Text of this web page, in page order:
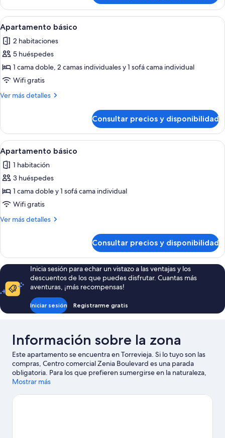
superior
Abrir
todas
las
fotos
de
Apartamento
básico
Una sala de estar moderna con un
17
Apartamento básico
2 habitaciones
5 huéspedes
1 cama doble, 2 camas individuales y 1 sofá cama individual
Wifi gratis
Ver más detalles
Más
básico
Consultar precios y disponibilidad
Abrir
todas
las
fotos
de
Apartamento
básico
Una sala de estar moderna con un
18
Apartamento básico
1 habitación
3 huéspedes
1 cama doble y 1 sofá cama individual
Wifi gratis
Ver más detalles
Más
básico
Consultar precios y disponibilidad
Inicia sesión para echar un vistazo a las ventajas y los
descuentos de los que puedes disfrutar. Cuantas más
aventuras, ¡más recompensas!
Iniciar sesión Registrarme gratis
Información sobre la zona
Este apartamento se encuentra en Torrevieja. Si lo tuyo son las
compras, Centro comercial Zenia Boulevard es una parada
obligatoria. Para los que prefieren sumergirse en la naturaleza,
Playa La Mata y Playa La Zenia son dos excelentes opciones. Go-
pena. ¿Deseando estar ya en el agua? Con actividades como
Mostrar más